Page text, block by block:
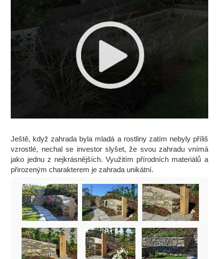
Ještě, když zahrada byla mladá a rostliny zatím nebyly příliš
vzrostlé, nechal se investor slyšet, že svou zahradu vnímá
jako jednu z nejkrásnějších. Využitím přírodních materiálů a
přirozeným charakterem je zahrada unikátní.